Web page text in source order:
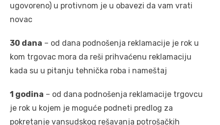
ugovoreno) u protivnom je u obavezi da vam vrati
novac
30 dana – od dana podnošenja reklamacije je rok u
kom trgovac mora da reši prihvaćenu reklamaciju
kada su u pitanju tehnička roba i nameštaj
1 godina – od dana podnošenja reklamacije trgovcu
je rok u kojem je moguće podneti predlog za
pokretanje vansudskog rešavanja potrošačkih